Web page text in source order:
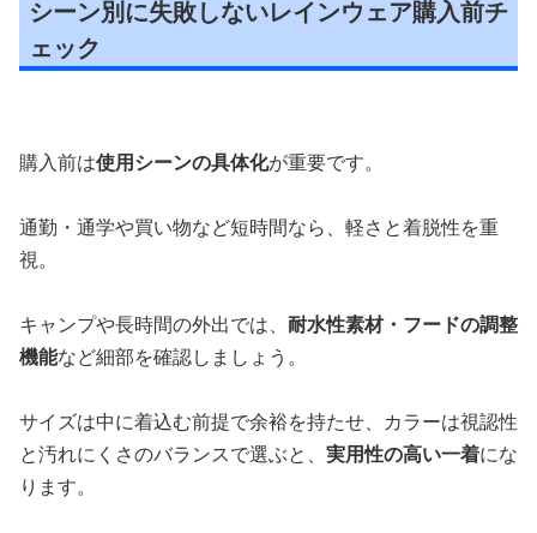
シーン別に失敗しないレインウェア購入前チ
ェック
購入前は使用シーンの具体化が重要です。
通勤・通学や買い物など短時間なら、軽さと着脱性を重
視。
キャンプや長時間の外出では、 耐水性素材・フードの調整
機能など細部を確認しましょう。
サイズは中に着込む前提で余裕を持たせ、カラーは視認性
と汚れにくさのバランスで選ぶと、 実用性の高い一着にな
ります。